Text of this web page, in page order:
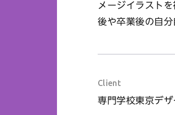
メージイラスト
後や卒業後の自
Client
専門学校東京デ